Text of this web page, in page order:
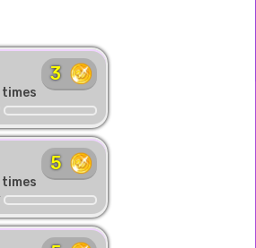
times
3
times
5